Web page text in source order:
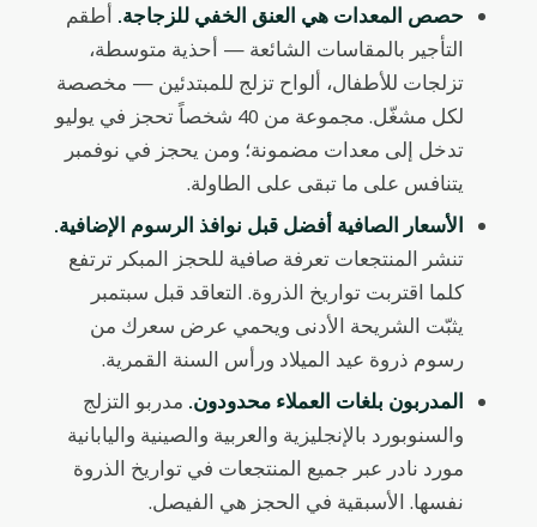
حصص المعدات هي العنق الخفي للزجاجة. أطقم
التأجير بالمقاسات الشائعة — أحذية متوسطة،
تزلجات للأطفال، ألواح تزلج للمبتدئين — مخصصة
لكل مشغّل. مجموعة من 40 شخصاً تحجز في يوليو
تدخل إلى معدات مضمونة؛ ومن يحجز في نوفمبر
يتنافس على ما تبقى على الطاولة.
الأسعار الصافية أفضل قبل نوافذ الرسوم الإضافية.
تنشر المنتجعات تعرفة صافية للحجز المبكر ترتفع
كلما اقتربت تواريخ الذروة. التعاقد قبل سبتمبر
يثبّت الشريحة الأدنى ويحمي عرض سعرك من
رسوم ذروة عيد الميلاد ورأس السنة القمرية.
المدربون بلغات العملاء محدودون. مدربو التزلج
والسنوبورد بالإنجليزية والعربية والصينية واليابانية
مورد نادر عبر جميع المنتجعات في تواريخ الذروة
نفسها. الأسبقية في الحجز هي الفيصل.